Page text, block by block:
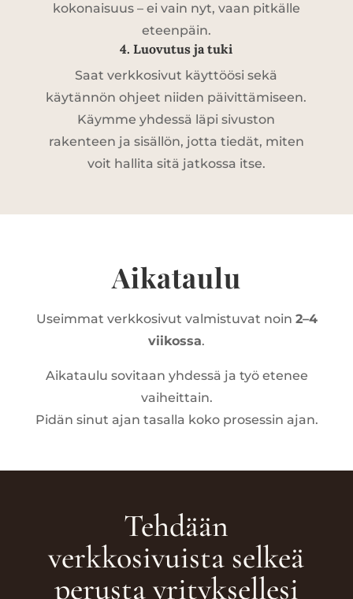
kokonaisuus – ei vain nyt, vaan pitkälle
eteenpäin.
4. Luovutus ja tuki
Saat verkkosivut käyttöösi sekä
käytännön ohjeet niiden päivittämiseen.
Käymme yhdessä läpi sivuston
rakenteen ja sisällön, jotta tiedät, miten
voit hallita sitä jatkossa itse.
Aikataulu
Useimmat verkkosivut valmistuvat noin 2–4
viikossa.
Aikataulu sovitaan yhdessä ja työ etenee
vaiheittain.
Pidän sinut ajan tasalla koko prosessin ajan.
Tehdään
verkkosivuista selkeä
perusta yrityksellesi